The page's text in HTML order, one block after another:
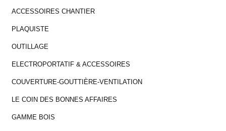
ACCESSOIRES CHANTIER
PLAQUISTE
OUTILLAGE
ELECTROPORTATIF & ACCESSOIRES
COUVERTURE-GOUTTIÈRE-VENTILATION
LE COIN DES BONNES AFFAIRES
GAMME BOIS